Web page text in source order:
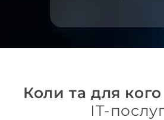
Коли та для кого
ІТ-